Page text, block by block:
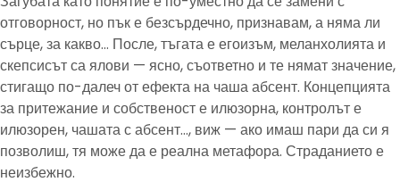
отговорност, но пък е безсърдечно, признавам, а няма ли
сърце, за какво… После, тъгата е егоизъм, меланхолията и
скепсисът са ялови — ясно, съответно и те нямат значение,
стигащо по-далеч от ефекта на чаша абсент. Концепцията
за притежание и собственост е илюзорна, контролът е
илюзорен, чашата с абсент…, виж — ако имаш пари да си я
позволиш, тя може да е реална метафора. Страданието е
неизбежно.